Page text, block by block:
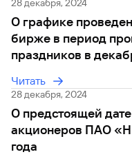
Федеральный
закон №115-
ФЗ
попасться
мошенникам?
Помощь по
действующему
кредиту
Вклады
Брокер-
клиент
Дистанционные
Стать
клиентом
Газпромбанка
онлайн
обслуживания
юридических
лиц
для
открытия
счета
Быстрый
28 декабря, 2024
О графике
бирже в период проведения государственных
Читать
28 декабря, 2024
О предстоящей
акционеров ПАО
года